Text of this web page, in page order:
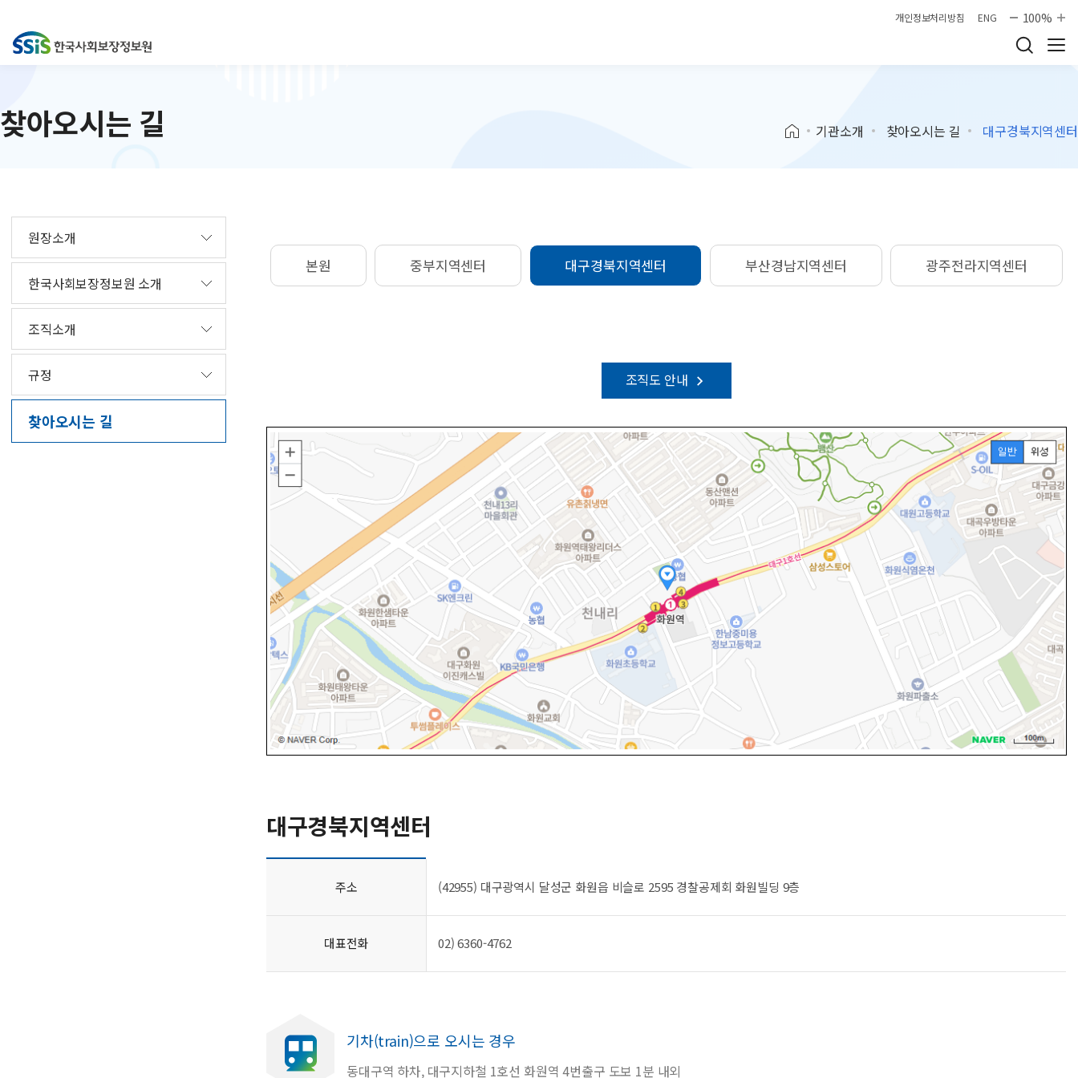
개인정보처리방침 ENG 100%
찾아오시는 길 기관소개 찾아오시는 길 대구경북지역센터
원장소개
한국사회보장정보원 소개
조직소개
규정
찾아오시는 길
본원 중부지역센터 대구경북지역센터 부산경남지역센터 광주전라지역센터
조직도 안내
대구경북지역센터
주소 (42955) 대구광역시 달성군 화원읍 비슬로 2595 경찰공제회 화원빌딩 9층
대표전화 02) 6360-4762
기차(train)으로 오시는 경우
동대구역 하차, 대구지하철 1호선 화원역 4번출구 도보 1분 내외